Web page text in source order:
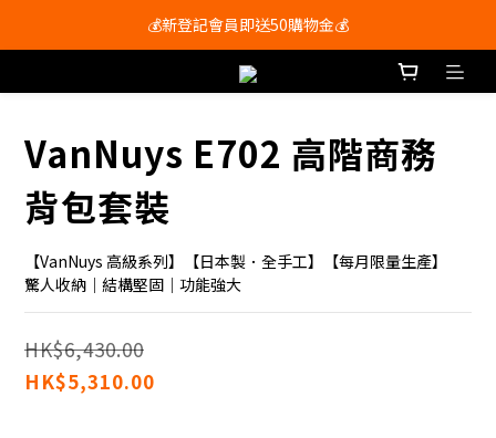
會員尊享購物滿$250即享免運費🚚
💰新登記會員即送50購物金💰
會員尊享購物滿$250即享免運費🚚
VanNuys E702 高階商務
背包套裝
【VanNuys 高級系列】【日本製．全手工】【每月限量生產】
驚人收納｜結構堅固｜功能強大
HK$6,430.00
HK$5,310.00